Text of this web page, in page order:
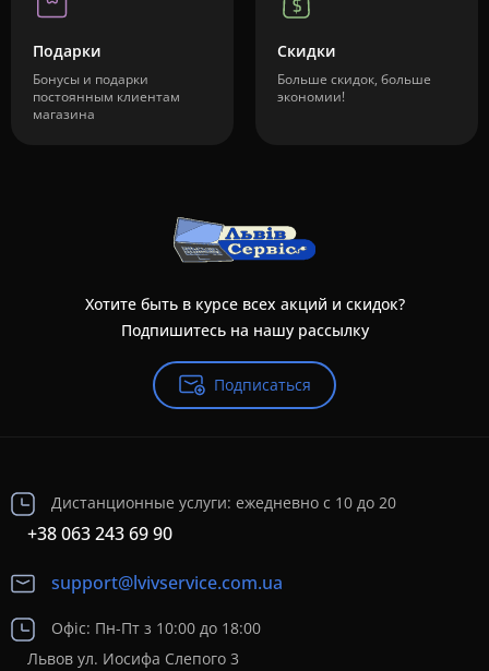
Подарки
Бонусы и подарки
постоянным клиентам
магазина
Скидки
Больше скидок, больше
экономии!
Хотите быть в курсе всех акций и скидок?
Подпишитесь на нашу рассылку
Подписаться
Дистанционные услуги: ежедневно с 10 до 20
+38 063 243 69 90
support@lvivservice.com.ua
Офіс: Пн-Пт з 10:00 до 18:00
Львов ул. Иосифа Слепого 3